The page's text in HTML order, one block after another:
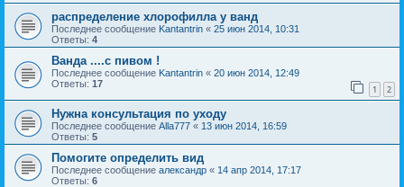
распределение хлорофилла у ванд
Последнее сообщение Kantantrin « 25 июн 2014, 10:31
Ответы: 4
Ванда ....с пивом !
Последнее сообщение Kantantrin « 20 июн 2014, 12:49
Ответы: 17 1 2
Нужна консультация по уходу
Последнее сообщение Alla777 « 13 июн 2014, 16:59
Ответы: 5
Помогите определить вид
Последнее сообщение александр « 14 апр 2014, 17:17
Ответы: 6